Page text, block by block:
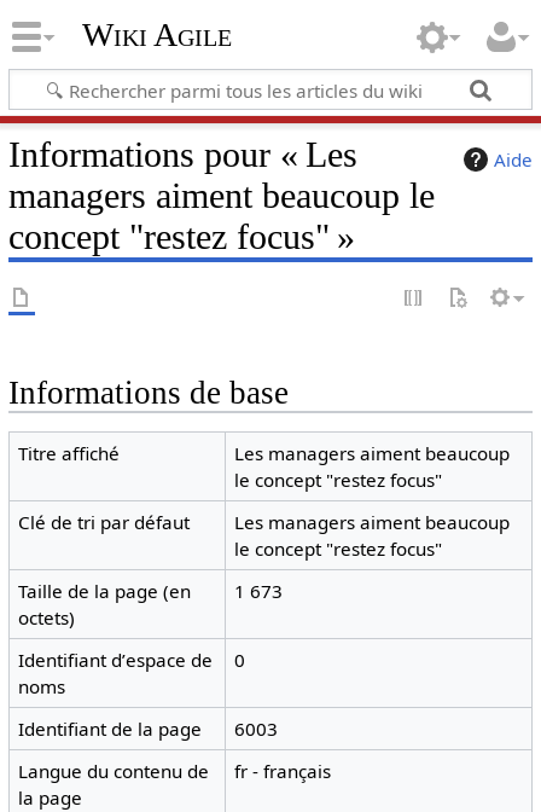
Wiki Agile
Aide
Informations pour « Les
managers aiment beaucoup le
concept "restez focus" »
Informations de base
Titre affiché
Les managers aiment beaucoup
le concept "restez focus"
Clé de tri par défaut
Les managers aiment beaucoup
le concept "restez focus"
Taille de la page (en
octets)
1 673
Identifiant dʼespace de
noms
0
Identifiant de la page
6003
Langue du contenu de
la page
fr - français